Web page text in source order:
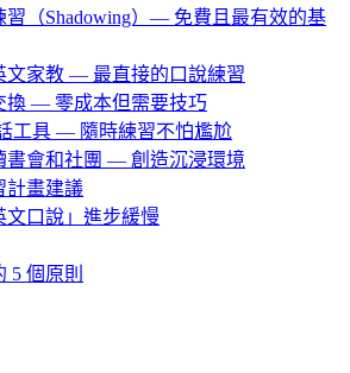
習（Shadowing）— 免費且最有效的基
文家教 — 最直接的口說練習
換 — 零成本但需要技巧
工具 — 隨時練習不怕尷尬
書會和社團 — 創造沉浸環境
計畫建議
文口說」進步緩慢
5 個原則